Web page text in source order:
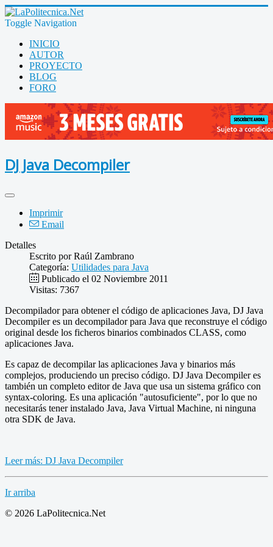
Toggle Navigation
INICIO
AUTOR
PROYECTO
BLOG
FORO
DJ Java Decompiler
Imprimir
Email
Detalles
Escrito porRaúl Zambrano
Categoría: Utilidades para Java
Publicado el 02 Noviembre 2011
Visitas: 7367
Decompilador para obtener el código de aplicaciones Java, DJ Java
Decompiler es un decompilador para Java que reconstruye el código
original desde los ficheros binarios combinados CLASS, como
aplicaciones Java.
Es capaz de decompilar las aplicaciones Java y binarios más
complejos, produciendo un preciso código. DJ Java Decompiler es
también un completo editor de Java que usa un sistema gráfico con
syntax-coloring. Es una aplicación "autosuficiente", por lo que no
necesitarás tener instalado Java, Java Virtual Machine, ni ninguna
otra SDK de Java.
Leer más: DJ Java Decompiler
Ir arriba
© 2026 LaPolitecnica.Net